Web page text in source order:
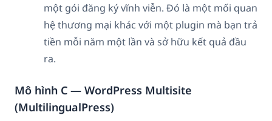
một gói đăng ký vĩnh viễn. Đó là một mối quan
hệ thương mại khác với một plugin mà bạn trả
tiền mỗi năm một lần và sở hữu kết quả đầu
ra.
Mô hình C — WordPress Multisite
(MultilingualPress)